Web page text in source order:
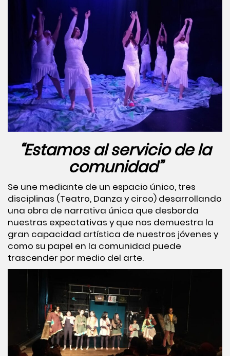
“Estamos al servicio de la
comunidad”
Se une mediante de un espacio único, tres
disciplinas (Teatro, Danza y circo) desarrollando
una obra de narrativa única que desborda
nuestras expectativas y que nos demuestra la
gran capacidad artística de nuestros jóvenes y
como su papel en la comunidad puede
trascender por medio del arte.